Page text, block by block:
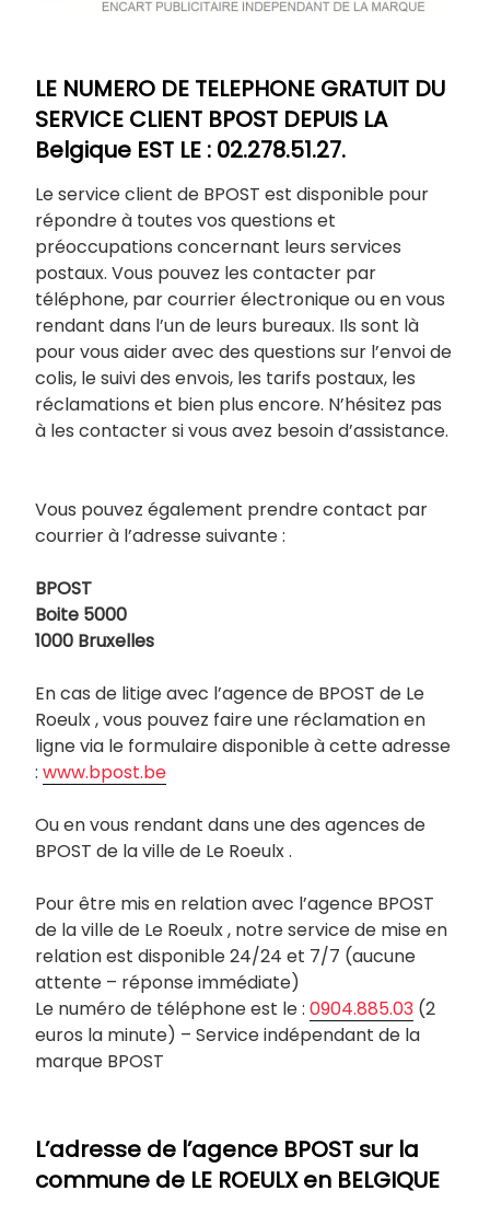
LE NUMERO DE TELEPHONE GRATUIT DU
SERVICE CLIENT BPOST DEPUIS LA
Belgique EST LE : 02.278.51.27.
Le service client de BPOST est disponible pour
répondre à toutes vos questions et
préoccupations concernant leurs services
postaux. Vous pouvez les contacter par
téléphone, par courrier électronique ou en vous
rendant dans l’un de leurs bureaux. Ils sont là
pour vous aider avec des questions sur l’envoi de
colis, le suivi des envois, les tarifs postaux, les
réclamations et bien plus encore. N’hésitez pas
à les contacter si vous avez besoin d’assistance.
Vous pouvez également prendre contact par
courrier à l’adresse suivante :
BPOST
Boite 5000
1000 Bruxelles
En cas de litige avec l’agence de BPOST de Le
Roeulx , vous pouvez faire une réclamation en
ligne via le formulaire disponible à cette adresse
: www.bpost.be
Ou en vous rendant dans une des agences de
BPOST de la ville de Le Roeulx .
Pour être mis en relation avec l’agence BPOST
de la ville de Le Roeulx , notre service de mise en
relation est disponible 24/24 et 7/7 (aucune
attente – réponse immédiate)
Le numéro de téléphone est le : 0904.885.03 (2
euros la minute) – Service indépendant de la
marque BPOST
L’adresse de l’agence BPOST sur la
commune de LE ROEULXen BELGIQUE